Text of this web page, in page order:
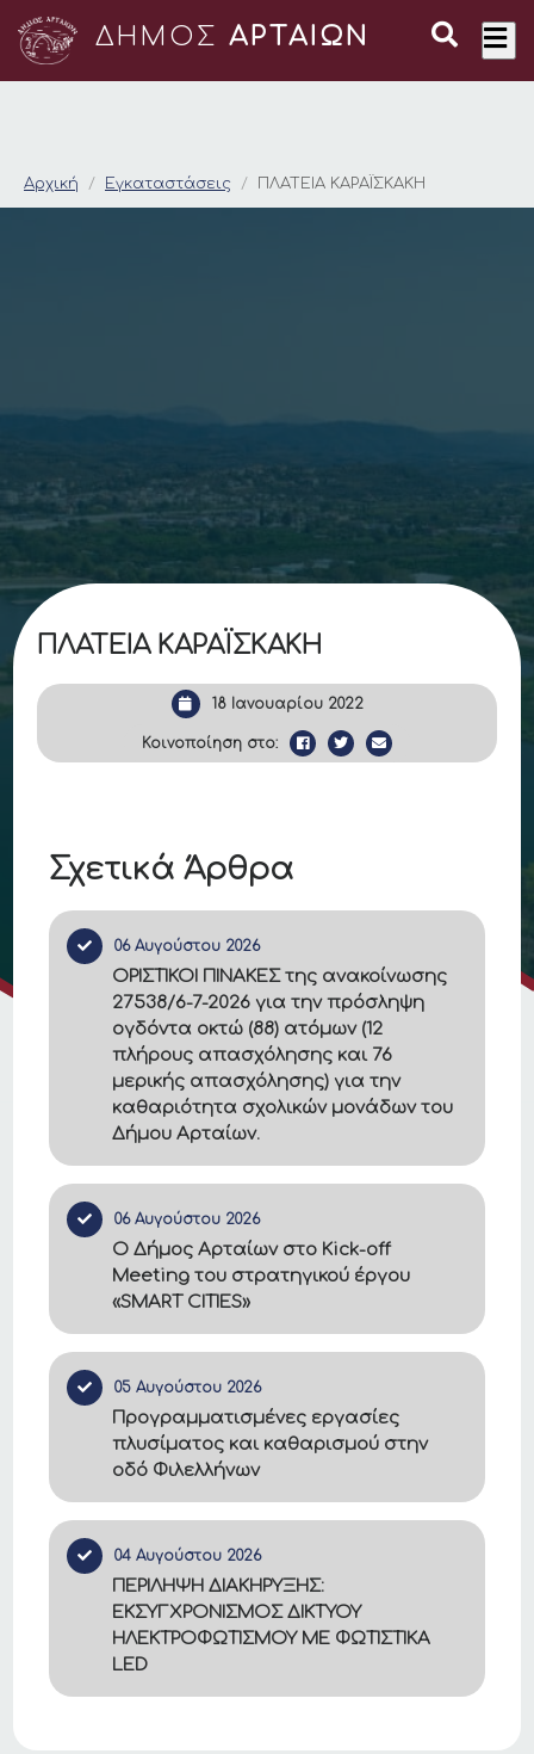
ΔΗΜΟΣ ΑΡΤΑΙΩΝ
ΠΛΑΤΕΙΑ ΚΑΡΑΪΣΚΑΚΗ
Αρχική Εγκαταστάσεις ΠΛΑΤΕΙΑ ΚΑΡΑΪΣΚΑΚΗ
Σχετικά Άρθρα
06 Αυγούστου 2026
ΟΡΙΣΤΙΚΟΙ ΠΙΝΑΚΕΣ της ανακοίνωσης
27538/6-7-2026 για την πρόσληψη
ογδόντα οκτώ (88) ατόμων (12
πλήρους απασχόλησης και 76
μερικής απασχόλησης) για την
καθαριότητα σχολικών μονάδων του
Δήμου Αρταίων.
06 Αυγούστου 2026
Ο Δήμος Αρταίων στο Kick-off
Meeting του στρατηγικού έργου
«SMART CITIES»
05 Αυγούστου 2026
Προγραμματισμένες εργασίες
πλυσίματος και καθαρισμού στην
οδό Φιλελλήνων
04 Αυγούστου 2026
ΠΕΡΙΛΗΨΗ ΔΙΑΚΗΡΥΞΗΣ:
ΕΚΣΥΓΧΡΟΝΙΣΜΟΣ ΔΙΚΤΥΟΥ
ΗΛΕΚΤΡΟΦΩΤΙΣΜΟΥ ΜΕ ΦΩΤΙΣΤΙΚΑ
LED
ΠΛΑΤΕΙΑ ΚΑΡΑΪΣΚΑΚΗ
18 Ιανουαρίου 2022
Κοινοποίηση στο: